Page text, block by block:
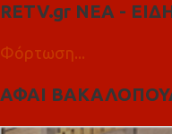
RETV.gr ΝΕΑ -
Φόρτωση...
ΑΦΑΙ